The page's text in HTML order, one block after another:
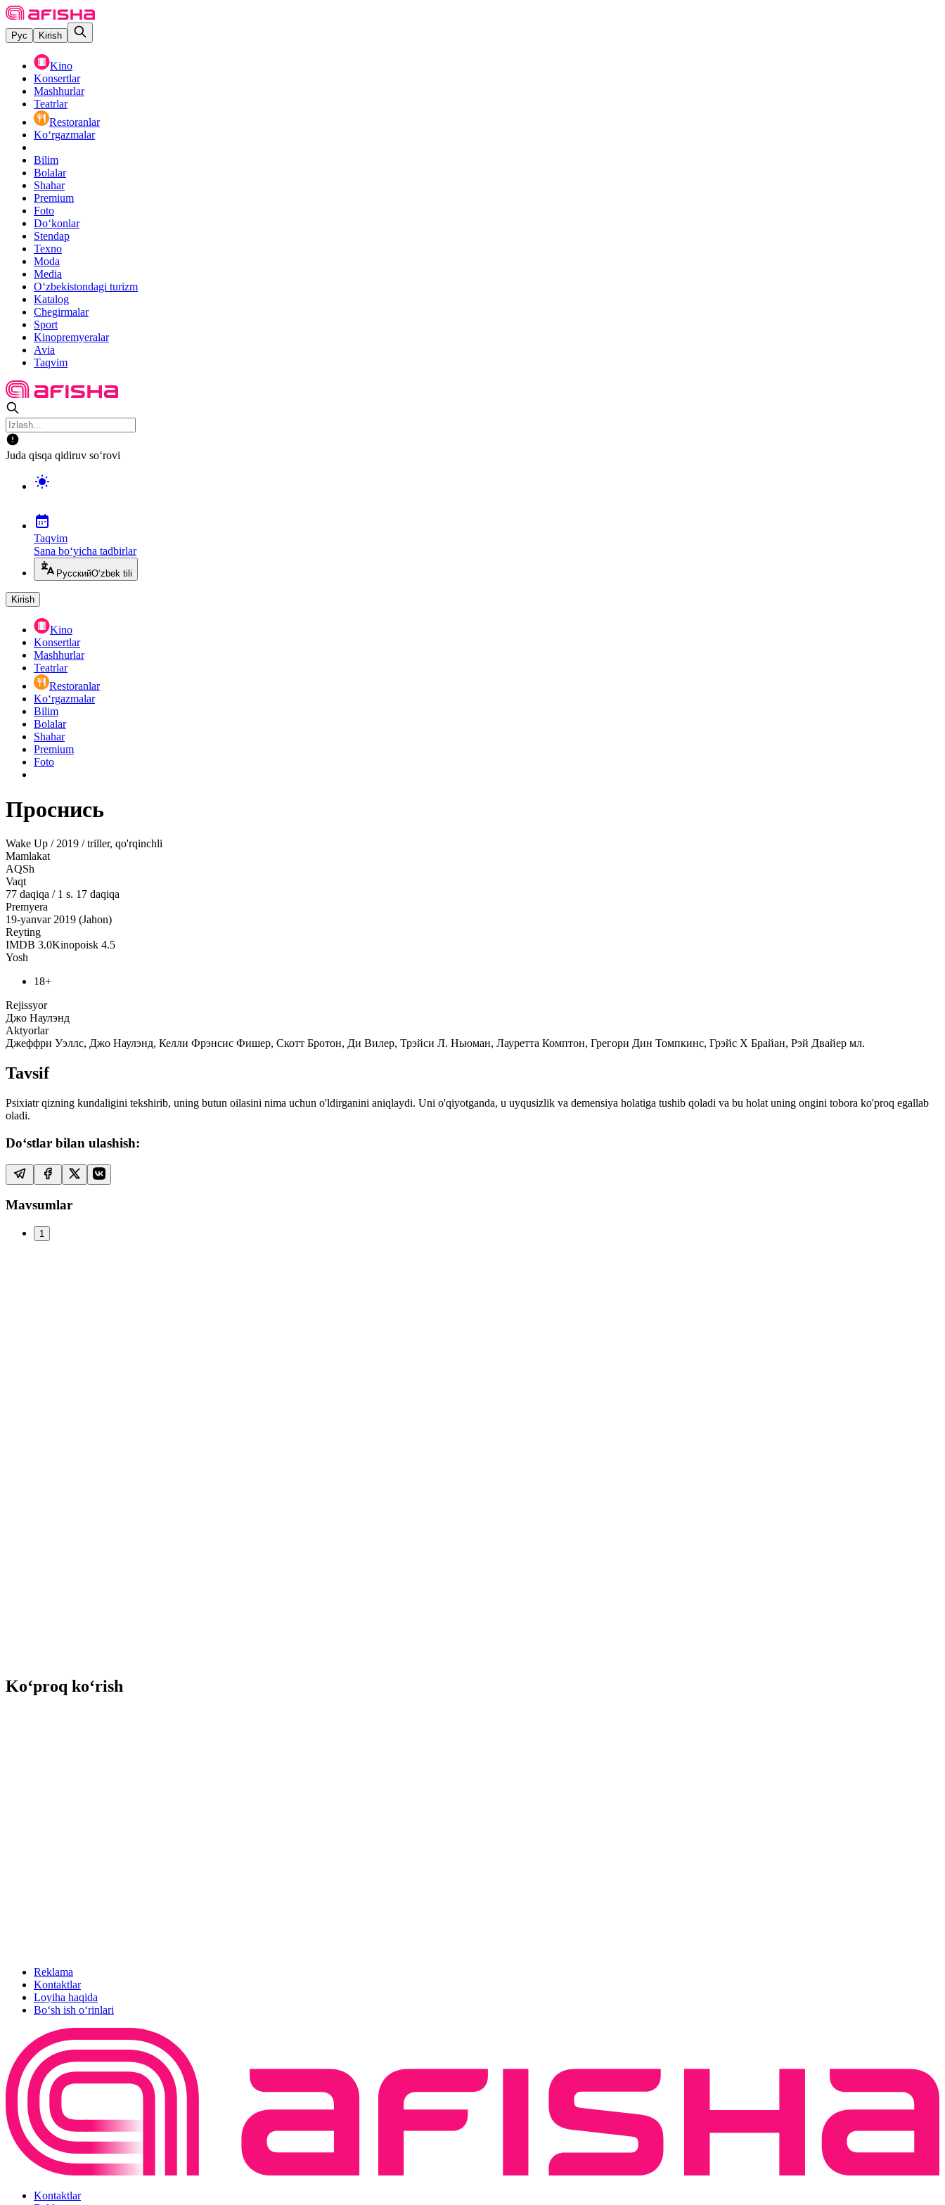
Рус Kirish
Kino
Konsertlar
Mashhurlar
Teatrlar
Restoranlar
Ko‘rgazmalar
Bilim
Bolalar
Shahar
Premium
Foto
Do‘konlar
Stendap
Texno
Moda
Media
O‘zbekistondagi turizm
Katalog
Chegirmalar
Sport
Kinopremyeralar
Avia
Taqvim
Juda qisqa qidiruv so‘rovi
Taqvim
Sana bo‘yicha tadbirlar
РусскийO‘zbek tili
Kirish
Kino
Konsertlar
Mashhurlar
Teatrlar
Restoranlar
Ko‘rgazmalar
Bilim
Bolalar
Shahar
Premium
Foto
Проснись
Wake Up / 2019 / triller, qo'rqinchli
Mamlakat
AQSh
Vaqt
77 daqiqa / 1 s. 17 daqiqa
Premyera
19-yanvar 2019 (Jahon)
Reyting
IMDB 3.0Kinopoisk 4.5
Yosh
18+
Rejissyor
Джо Наулэнд
Aktyorlar
Джеффри Уэллс, Джо Наулэнд, Келли Фрэнсис Фишер, Скотт Бротон, Ди Вилер, Трэйси Л. Ньюман, Лауретта Комптон, Грегори Дин Томпкинс, Грэйс Х Брайан, Рэй Двайер мл.
Tavsif
Psixiatr qizning kundaligini tekshirib, uning butun oilasini nima uchun o'ldirganini aniqlaydi. Uni o'qiyotganda, u uyqusizlik va demensiya holatiga tushib qoladi va bu holat uning ongini tobora ko'proq egallab
oladi.
Do‘stlar bilan ulashish:
Mavsumlar
1
Ko‘proq ko‘rish
Reklama
Kontaktlar
Loyiha haqida
Bo‘sh ish o‘rinlari
Kontaktlar